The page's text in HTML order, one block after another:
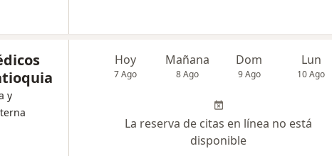
y
Hoy
7 Ago
Mañana
8 Ago
Dom
9 Ago
Lun
10 Ago
La reserva de citas en línea no está
disponible